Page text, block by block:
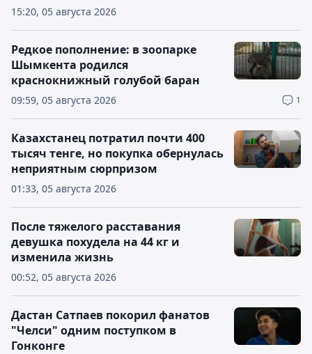
15:20, 05 августа 2026
09:59, 05 августа 2026 1
Редкое пополнение: в зоопарке
Шымкента родился
краснокнижный голубой баран
01:33, 05 августа 2026
Казахстанец потратил почти 400
тысяч тенге, но покупка обернулась
неприятным сюрпризом
00:52, 05 августа 2026
После тяжелого расставания
девушка похудела на 44 кг и
изменила жизнь
Дастан Сатпаев покорил фанатов
"Челси" одним поступком в
Гонконге